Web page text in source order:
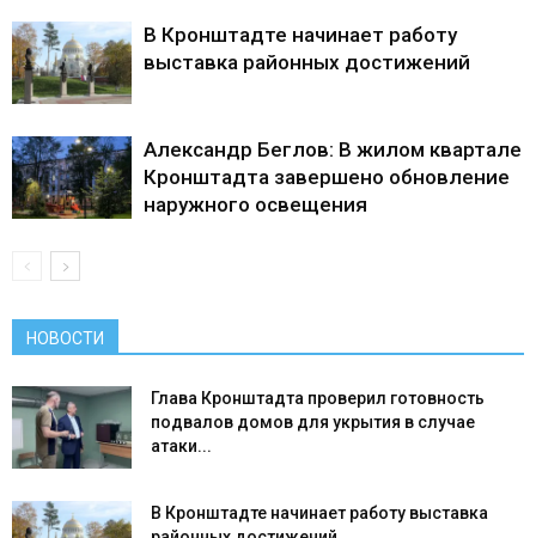
В Кронштадте начинает работу
выставка районных достижений
Александр Беглов: В жилом квартале
Кронштадта завершено обновление
наружного освещения
НОВОСТИ
Глава Кронштадта проверил готовность
подвалов домов для укрытия в случае
атаки...
В Кронштадте начинает работу выставка